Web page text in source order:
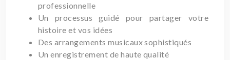
professionnelle
Un processus guidé pour partager votre
histoire et vos idées
Des arrangements musicaux sophistiqués
Un enregistrement de haute qualité